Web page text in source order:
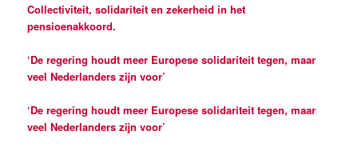
Collectiviteit, solidariteit en zekerheid in het
pensioenakkoord.
‘De regering houdt meer Europese solidariteit tegen, maar
veel Nederlanders zijn voor’
‘De regering houdt meer Europese solidariteit tegen, maar
veel Nederlanders zijn voor’